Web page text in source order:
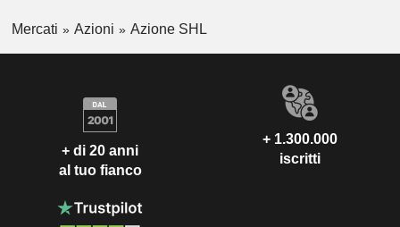
Mercati Azioni Azione SHL
+ di 20 anni
al tuo fianco
+ 1.300.000
iscritti